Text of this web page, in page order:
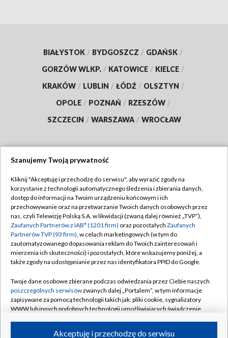
BIAŁYSTOK / BYDGOSZCZ / GDAŃSK /
GORZÓW WLKP. / KATOWICE / KIELCE /
KRAKÓW / LUBLIN / ŁÓDŹ / OLSZTYN /
OPOLE / POZNAŃ / RZESZÓW /
SZCZECIN / WARSZAWA / WROCŁAW
TVP
Abonament TVP
Emisja w TVP
Centrum informacji TVP
Naziemna Telewizja Cyfrowa
Rada Programowa
System NOS
Informacje o nadawcy
Regulamin TVP
Polityka prywatności
Moje zgody
Pomoc
Kontakt
Kanały
Szanujemy Twoją prywatność
Kliknij "Akceptuję i przechodzę do serwisu", aby wyrazić zgody na
korzystanie z technologii automatycznego śledzenia i zbierania danych,
dostęp do informacji na Twoim urządzeniu końcowym i ich
przechowywanie oraz na przetwarzanie Twoich danych osobowych przez
nas, czyli Telewizję Polską S.A. w likwidacji (zwaną dalej również „TVP”),
Zaufanych Partnerów z IAB* (1201 firm) oraz pozostałych Zaufanych
Partnerów TVP (93 firm), w celach marketingowych (w tym do
zautomatyzowanego dopasowania reklam do Twoich zainteresowań i
mierzenia ich skuteczności) i pozostałych, które wskazujemy poniżej, a
także zgody na udostępnianie przez nas identyfikatora PPID do Google.
Twoje dane osobowe zbierane podczas odwiedzania przez Ciebie naszych
poszczególnych serwisówzwanych dalej „Portalem”, w tym informacje
zapisywane za pomocą technologii takich jak: pliki cookie, sygnalizatory
WWW lub innych podobnych technologii umożliwiających świadczenie
ruchu w Internecie.Akceptuję i przechodzę do serwisu